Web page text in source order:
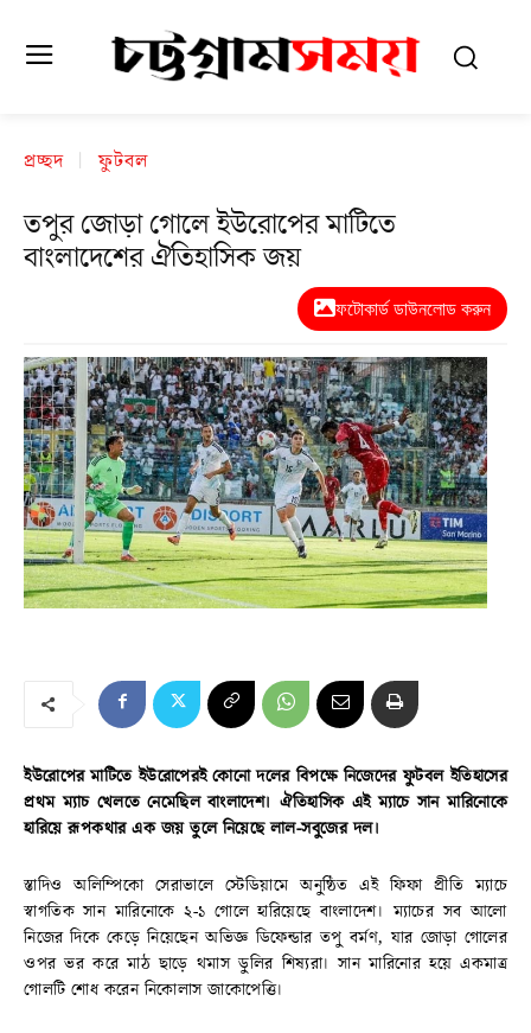
প্রচ্ছদ ফুটবল
তপুর জোড়া গোলে ইউরোপের মাটিতে
বাংলাদেশের ঐতিহাসিক জয়
ফটোকার্ড ডাউনলোড করুন
ইউরোপের মাটিতে ইউরোপেরই কোনো দলের বিপক্ষে নিজেদের ফুটবল ইতিহাসের
প্রথম ম্যাচ খেলতে নেমেছিল বাংলাদেশ। ঐতিহাসিক এই ম্যাচে সান মারিনোকে
হারিয়ে রূপকথার এক জয় তুলে নিয়েছে লাল-সবুজের দল।
স্তাদিও অলিম্পিকো সেরাভালে স্টেডিয়ামে অনুষ্ঠিত এই ফিফা প্রীতি ম্যাচে
স্বাগতিক সান মারিনোকে ২-১ গোলে হারিয়েছে বাংলাদেশ। ম্যাচের সব আলো
নিজের দিকে কেড়ে নিয়েছেন অভিজ্ঞ ডিফেন্ডার তপু বর্মণ, যার জোড়া গোলের
ওপর ভর করে মাঠ ছাড়ে থমাস ডুলির শিষ্যরা। সান মারিনোর হয়ে একমাত্র
গোলটি শোধ করেন নিকোলাস জাকোপেত্তি।